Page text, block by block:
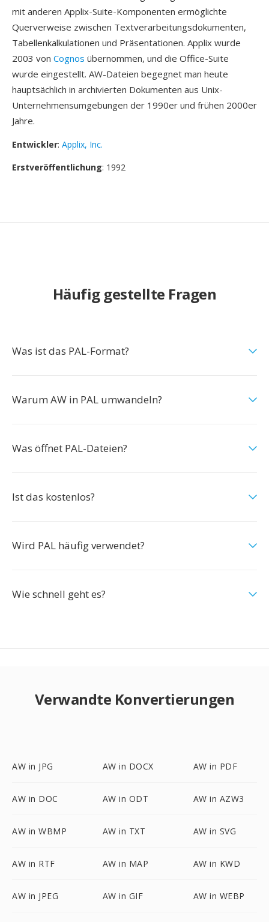
mit anderen Applix-Suite-Komponenten ermöglichte
Querverweise zwischen Textverarbeitungsdokumenten,
Tabellenkalkulationen und Präsentationen. Applix wurde
2003 von Cognos übernommen, und die Office-Suite
wurde eingestellt. AW-Dateien begegnet man heute
hauptsächlich in archivierten Dokumenten aus Unix-
Unternehmensumgebungen der 1990er und frühen 2000er
Jahre.
Entwickler: Applix, Inc.
Erstveröffentlichung: 1992
Häufig gestellte Fragen
Was ist das PAL-Format?
Warum AW in PAL umwandeln?
Was öffnet PAL-Dateien?
Ist das kostenlos?
Wird PAL häufig verwendet?
Wie schnell geht es?
Verwandte Konvertierungen
AW in JPG AW in DOCX AW in PDF
AW in DOC AW in ODT AW in AZW3
AW in WBMP AW in TXT AW in SVG
AW in RTF AW in MAP AW in KWD
AW in JPEG AW in GIF AW in WEBP